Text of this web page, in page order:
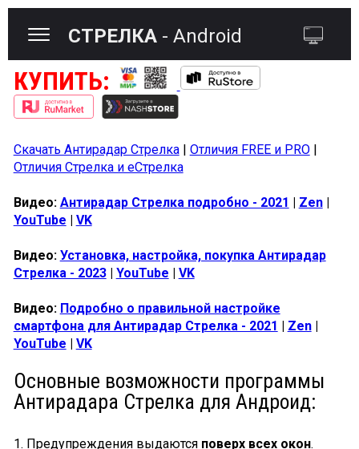
СТРЕЛКА - Android
КУПИТЬ:
Скачать Антирадар Стрелка| Отличия FREE и PRO|
Отличия Стрелка и еСтрелка
Видео: Антирадар Стрелка подробно - 2021 | Zen|
YouTube | VK
Видео: Установка, настройка, покупка Антирадар
Стрелка - 2023| YouTube | VK
Видео: Подробно о правильной настройке
смартфона для Антирадар Стрелка - 2021 | Zen|
YouTube | VK
Основные возможности программы
Антирадара Стрелка для Андроид:
1. Предупреждения выдаются поверх всех окон.